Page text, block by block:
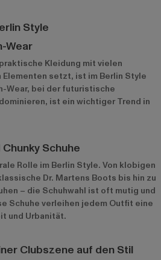
Style
Wear
Kleidung mit vielen
setzt, ist im Berlin Style
Wear, bei der futuristische
ist ein wichtiger Trend in
Schuhe
Rolle im Berlin Style. Von klobigen
Dr. Martens Boots bis hin zu
– die Schuhwahl ist oft mutig und
Schuhe verleihen jedem Outfit eine
und Urbanität.
Clubszene auf den Stil